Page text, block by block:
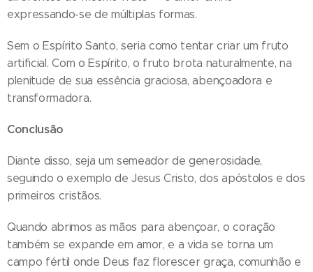
expressando-se de múltiplas formas.
Sem o Espírito Santo, seria como tentar criar um fruto
artificial. Com o Espírito, o fruto brota naturalmente, na
plenitude de sua essência graciosa, abençoadora e
transformadora.
Conclusão
Diante disso, seja um semeador de generosidade,
seguindo o exemplo de Jesus Cristo, dos apóstolos e dos
primeiros cristãos.
Quando abrimos as mãos para abençoar, o coração
também se expande em amor, e a vida se torna um
campo fértil onde Deus faz florescer graça, comunhão e